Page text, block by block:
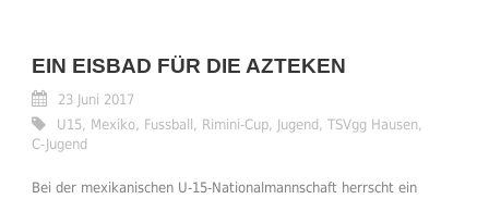
EIN EISBAD FÜR DIE AZTEKEN
23 Juni 2017
U15, Mexiko, Fussball, Rimini-Cup, Jugend, TSVgg Hausen,
C-Jugend
Bei der mexikanischen U-15-Nationalmannschaft herrscht ein